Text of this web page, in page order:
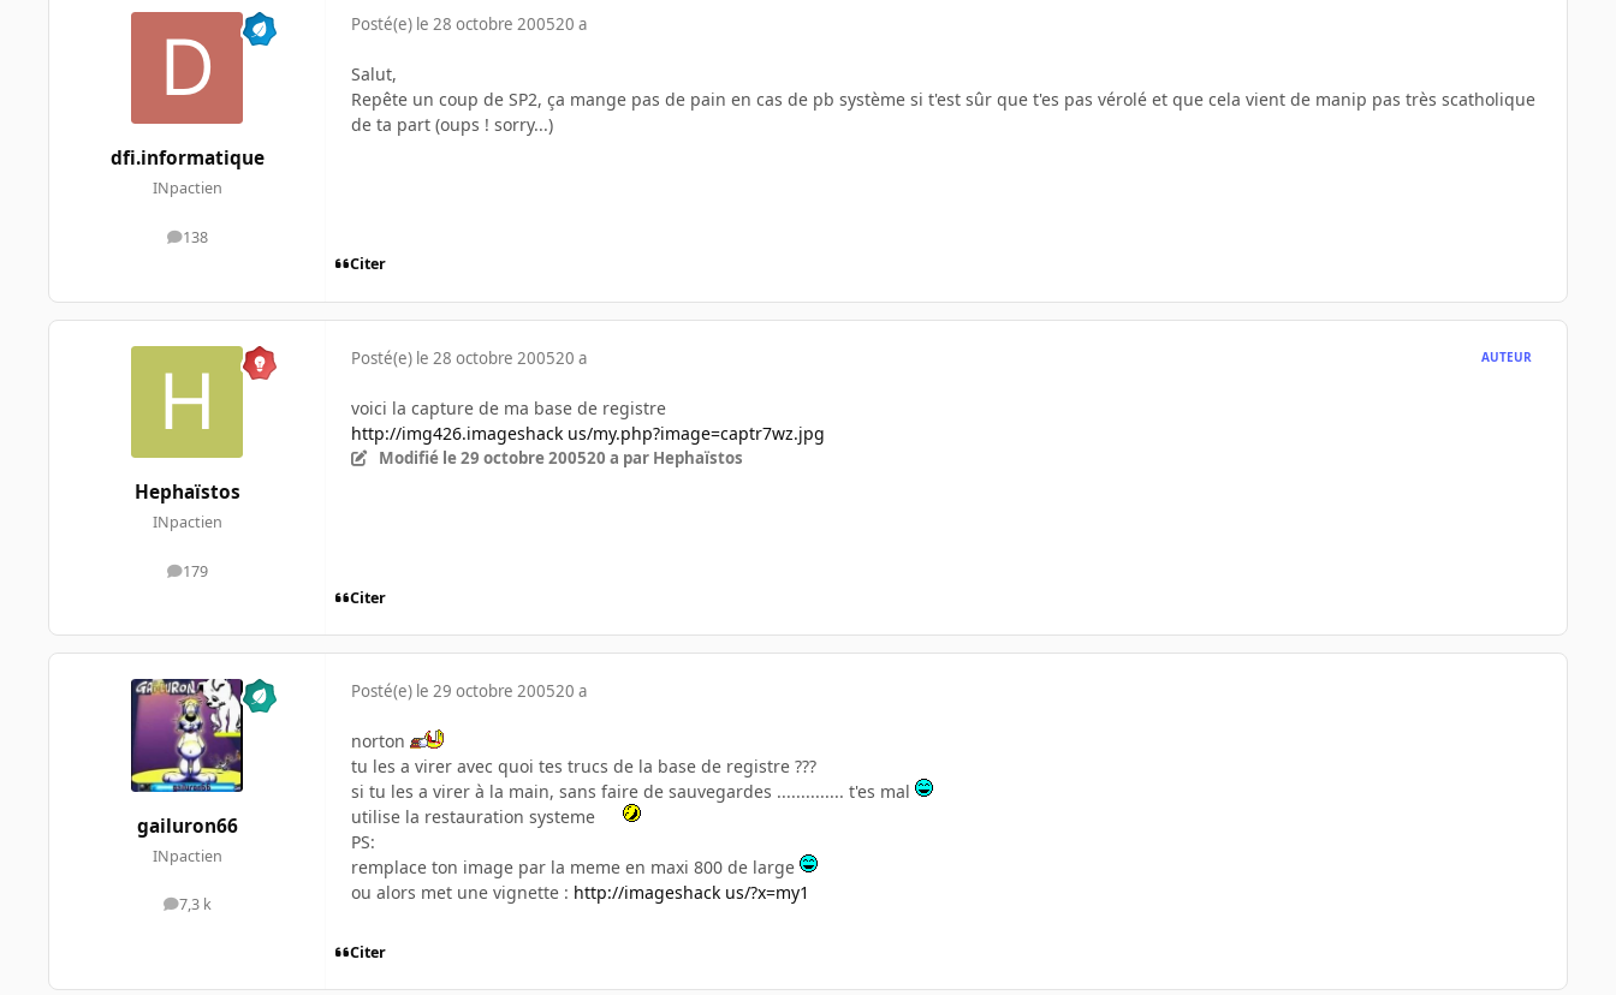
dfi.informatique
INpactien
138
messages
Posté(e) le 28 octobre 200520 a
Salut,
Repête un coup de SP2, ça mange pas de pain en cas de pb système si t'est sûr que t'es pas vérolé et que cela vient de manip pas très scatholique
de ta part (oups ! sorry...)
Citer
Hephaïstos
INpactien
179
messages
Posté(e) le 28 octobre 200520 a AUTEUR
voici la capture de ma base de registre
http://img426.imageshack us/my.php?image=captr7wz.jpg
Modifié le 29 octobre 200520 a par Hephaïstos
Citer
gailuron66
INpactien
7,3 k
messages
Posté(e) le 29 octobre 200520 a
norton
tu les a virer avec quoi tes trucs de la base de registre ???
si tu les a virer à la main, sans faire de sauvegardes .............. t'es mal
utilise la restauration systeme
PS:
remplace ton image par la meme en maxi 800 de large
ou alors met une vignette : http://imageshack us/?x=my1
Citer